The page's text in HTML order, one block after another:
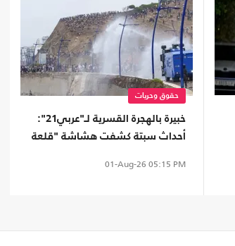
حقوق وحريات
خبيرة بالهجرة القسرية لـ"عربي21":
أحداث سبتة كشفت هشاشة "قلعة
01-Aug-26 05:15 PM